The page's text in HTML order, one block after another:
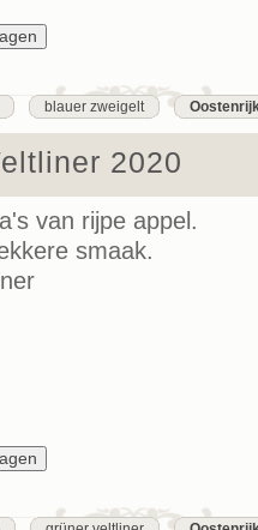
blauer zweigelt
2020
van rijpe appel.
smaak.